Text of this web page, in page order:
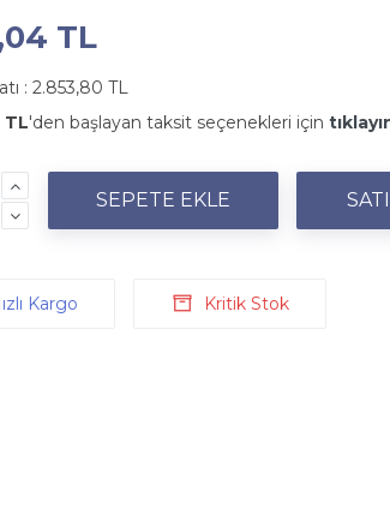
TL
: 2.853,80 TL
TL'den başlayan taksit seçenekleri için